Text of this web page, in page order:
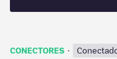
CONECTORES ·